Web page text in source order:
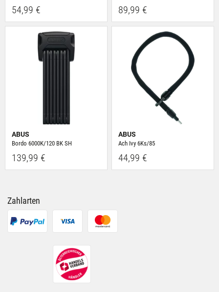
54,99 € 89,99 €
ABUS
Bordo 6000K/120 BK SH
139,99 €
ABUS
Ach Ivy 6Ks/85
44,99 €
Zahlarten